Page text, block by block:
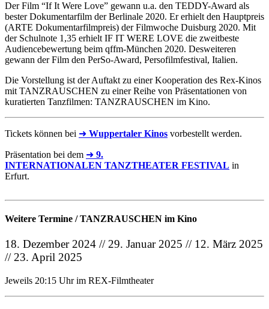
Der Film “If It Were Love” gewann u.a. den TEDDY-Award als
bester Dokumentarfilm der Berlinale 2020. Er erhielt den Hauptpreis
(ARTE Dokumentarfilmpreis) der Filmwoche Duisburg 2020. Mit
der Schulnote 1,35 erhielt IF IT WERE LOVE die zweitbeste
Audiencebewertung beim qffm-München 2020. Desweiteren
gewann der Film den PerSo-Award, Persofilmfestival, Italien.
Die Vorstellung ist der Auftakt zu einer Kooperation des Rex-Kinos
mit TANZRAUSCHEN zu einer Reihe von Präsentationen von
kuratierten Tanzfilmen: TANZRAUSCHEN im Kino.
Tickets können bei ➜ Wuppertaler Kinos vorbestellt werden.
Präsentation bei dem ➜ 9.
INTERNATIONALEN TANZTHEATER FESTIVAL in
Erfurt.
Weitere Termine / TANZRAUSCHEN im Kino
18. Dezember 2024 // 29. Januar 2025 // 12. März 2025
// 23. April 2025
Jeweils 20:15 Uhr im REX-Filmtheater